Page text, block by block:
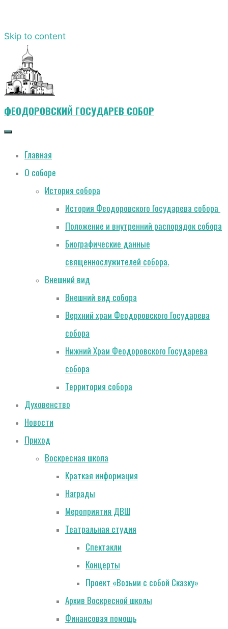
Skip to content
ФЕОДОРОВСКИЙ ГОСУДАРЕВ СОБОР
Главная
О соборе
История собора
История Феодоровского Государева собора
Положение и внутренний распорядок собора
Биографические данные
священнослужителей собора.
Внешний вид
Внешний вид собора
Верхний храм Феодоровского Государева
собора
Нижний Храм Феодоровского Государева
собора
Территория собора
Духовенство
Новости
Приход
Воскресная школа
Краткая информация
Награды
Мероприятия ДВШ
Театральная студия
Спектакли
Концерты
Проект «Возьми с собой Сказку»
Архив Воскресной школы
Финансовая помощь